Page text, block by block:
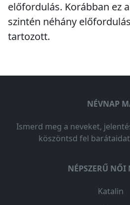
előfordulás. Korábban ez
szintén néhány előfordulás
tartozott.
NÉVNAP
Ismerd meg a neveket,
köszöntsd fel
NÉPSZERŰ NŐI
Katalin